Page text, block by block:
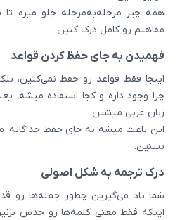
همه چیز مرحله‌به‌مرحله جلو میره
مفاهیم رو کامل درک کنین.
فهمیدن به جای حفظ کردن قواعد
اینجا فقط قواعد رو حفظ نمی‌کنین،
چرا وجود داره و کجا استفاده میشه.
زبان عربی میشین.
این باعث میشه به جای حفظ جداگانه،
ببینین.
درک ترجمه به شکل اصولی
شما یاد می‌گیرین چطور جمله‌ها رو
اینکه فقط معنی کلمه‌ها رو حدس